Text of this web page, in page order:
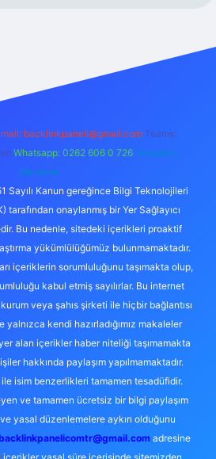
backlinkpaneli@gmail.com Teams:
Whatsapp: 0262 606 0 726 Telegram:
@karabul
Sayılı Kanun gereğince Bilgi Teknolojileri
tarafından onaylanmış bir Yer Sağlayıcı
Bu nedenle, sitedeki içerikleri proaktif
yükümlülüğümüz bulunmamaktadır.
içeriklerin sorumluluğunu taşımakta olup,
kabul etmiş sayılırlar. Bu internet
veya şahıs şirketi ile hiçbir bağlantısı
yalnızca kendi hazırladığımız makaleler
alan içerikler haber niteliği taşımamakta
hakkında paylaşım yapılmamaktadır.
isim benzerlikleri tamamen tesadüfidir.
ve tamamen ücretsiz bir bilgi paylaşım
yasal düzenlemelere aykırı olduğunu
adresine